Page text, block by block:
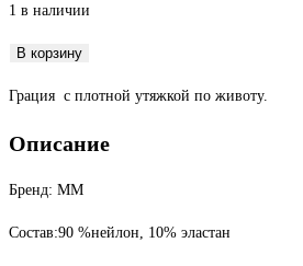
1 в наличии
Количество
Грация
серая
В корзину
Грация с плотной утяжкой по животу.
Описание
Бренд: ММ
Состав:90 %нейлон, 10% эластан